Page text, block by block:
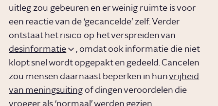
uitleg zou gebeuren en er weinig ruimte is voor
een reactie van de ‘gecancelde’ zelf. Verder
ontstaat het risico op het verspreiden van
desinformatie
, omdat ook informatie die niet
klopt snel wordt opgepakt en gedeeld. Cancelen
zou mensen daarnaast beperken in hunvrijheid
van meningsuiting of dingen veroordelen die
vroeger als ‘normaal’ werden gezien.